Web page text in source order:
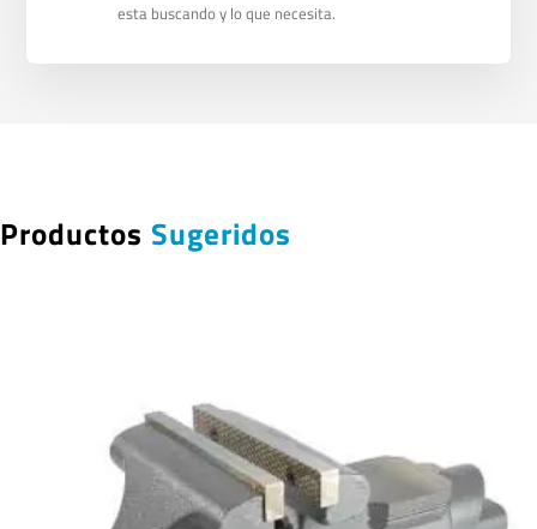
esta buscando y lo que necesita.
Productos Sugeridos